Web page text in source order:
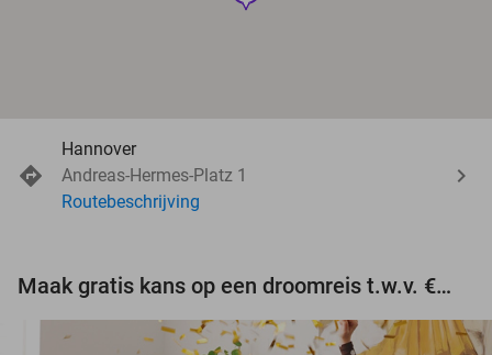
Hannover
Andreas-Hermes-Platz 1
Routebeschrijving
Maak gratis kans op een droomreis t.w.v. €3.000!